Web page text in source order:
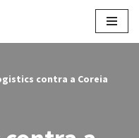
contra a Coreia